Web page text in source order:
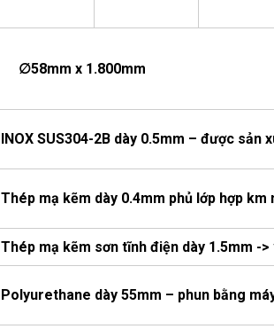
∅58mm x 1.800mm
INOX SUS304-2B dày 0.5mm – được
Thép mạ kẽm dày 0.4mm phủ lớp hợp
Thép mạ kẽm sơn tĩnh điện dày 1.5mm -
Polyurethane dày 55mm – phun bằng